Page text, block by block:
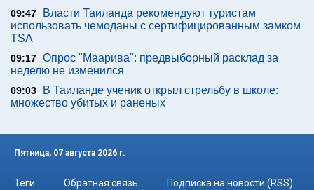
09:47
Власти Таиланда рекомендуют туристам
использовать чемоданы с сертифицированным замком
TSA
09:17 Опрос "Mаарива": предвыборный расклад за
неделю не изменился
09:03
В Таиланде ученик открыл стрельбу в школе:
множество убитых и раненых
Пятница, 07 августа 2026 г.
Теги Обратная связь Подписка на новости (RSS)